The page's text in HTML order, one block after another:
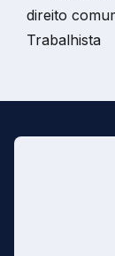
direito
Trabalhista